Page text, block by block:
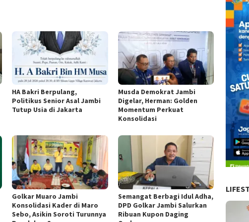
HA Bakri Berpulang,
Politikus Senior Asal Jambi
Tutup Usia di Jakarta
Musda Demokrat Jambi
Digelar, Herman: Golden
Momentum Perkuat
Konsolidasi
Golkar Muaro Jambi
Konsolidasi Kader di Maro
Sebo, Asikin Soroti Turunnya
Semangat Berbagi Idul Adha,
DPD Golkar Jambi Salurkan
Ribuan Kupon Daging